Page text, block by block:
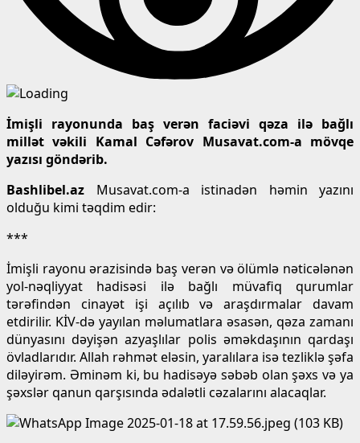
İmişli rayonunda baş verən faciəvi qəza ilə bağlı
millət vəkili Kamal Cəfərov Musavat.com-a mövqe
yazısı göndərib.
Bashlibel.az Musavat.com-a istinadən həmin yazını
olduğu kimi təqdim edir:
***
İmişli rayonu ərazisində baş verən və ölümlə nəticələnən
yol-nəqliyyat hadisəsi ilə bağlı müvafiq qurumlar
tərəfindən cinayət işi açılıb və araşdırmalar davam
etdirilir. KİV-də yayılan məlumatlara əsasən, qəza zamanı
dünyasını dəyişən azyaşlılar polis əməkdaşının qardaşı
övladlarıdır. Allah rəhmət eləsin, yaralılara isə tezliklə şəfa
diləyirəm. Əminəm ki, bu hadisəyə səbəb olan şəxs və ya
şəxslər qanun qarşısında ədalətli cəzalarını alacaqlar.